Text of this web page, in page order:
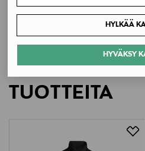
HYLKÄÄ
HYVÄKSY
Valmistaja
Marc O'Polo Einzelhandels
Hofgartenstraße 1, 83071
LISÄÄ
TUOTTEITA